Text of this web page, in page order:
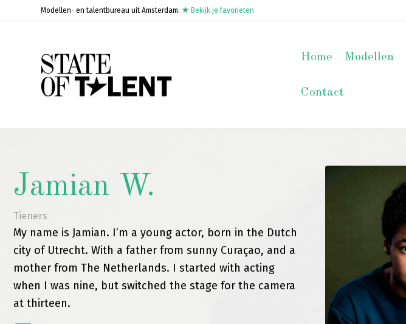
Modellen- en talentbureau uit Amsterdam. Bekijk je favorieten
Home Modellen
Contact
Jamian W.
Tieners
My name is Jamian. I’m a young actor, born in the Dutch
city of Utrecht. With a father from sunny Curaçao, and a
mother from The Netherlands. I started with acting
when I was nine, but switched the stage for the camera
at thirteen.